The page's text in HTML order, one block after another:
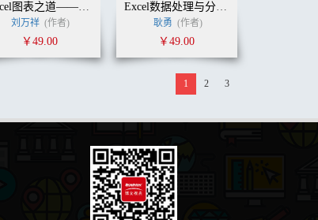
Excel图表之道——如何制作专业有效的商务图表（典藏版）
刘万祥 (作者)
￥49.00
Excel数据处理与分析实战宝典
耿勇 (作者)
￥49.00
1 2 3